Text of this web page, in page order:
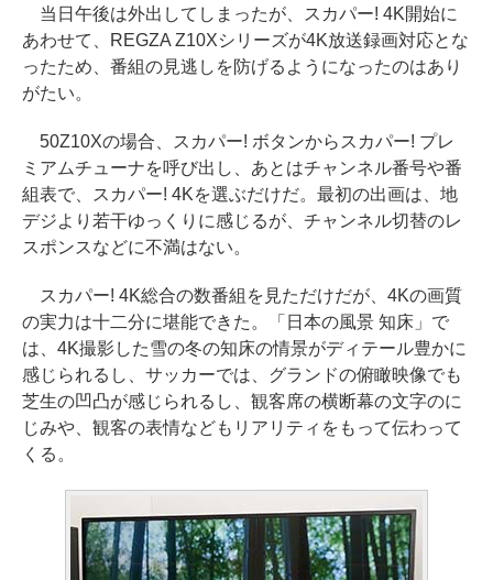
当日午後は外出してしまったが、スカパー! 4K開始に
あわせて、REGZA Z10Xシリーズが4K放送録画対応とな
ったため、番組の見逃しを防げるようになったのはあり
がたい。
50Z10Xの場合、スカパー! ボタンからスカパー! プレ
ミアムチューナを呼び出し、あとはチャンネル番号や番
組表で、スカパー! 4Kを選ぶだけだ。最初の出画は、地
デジより若干ゆっくりに感じるが、チャンネル切替のレ
スポンスなどに不満はない。
スカパー! 4K総合の数番組を見ただけだが、4Kの画質
の実力は十二分に堪能できた。「日本の風景 知床」で
は、4K撮影した雪の冬の知床の情景がディテール豊かに
感じられるし、サッカーでは、グランドの俯瞰映像でも
芝生の凹凸が感じられるし、観客席の横断幕の文字のに
じみや、観客の表情などもリアリティをもって伝わって
くる。